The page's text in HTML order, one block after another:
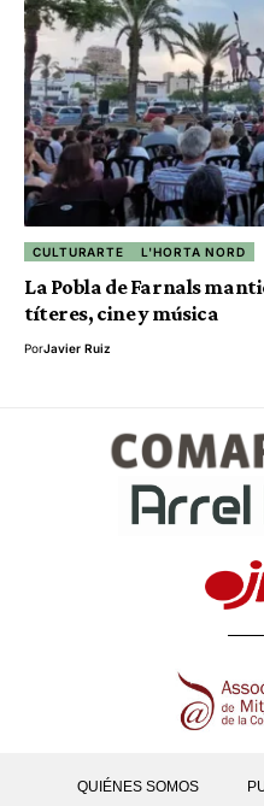
CULTURARTE L'HORTA NORD
La Pobla de Farnals
títeres, cine y música
PorJavier Ruiz
QUIÉNES SOMOS